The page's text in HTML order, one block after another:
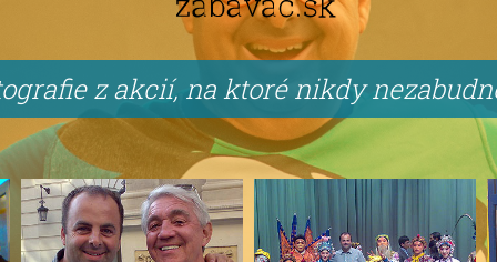
z akcií, na ktoré nikdy